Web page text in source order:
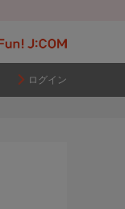
ログイン